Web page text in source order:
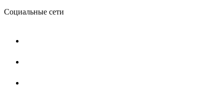
Социальные сети